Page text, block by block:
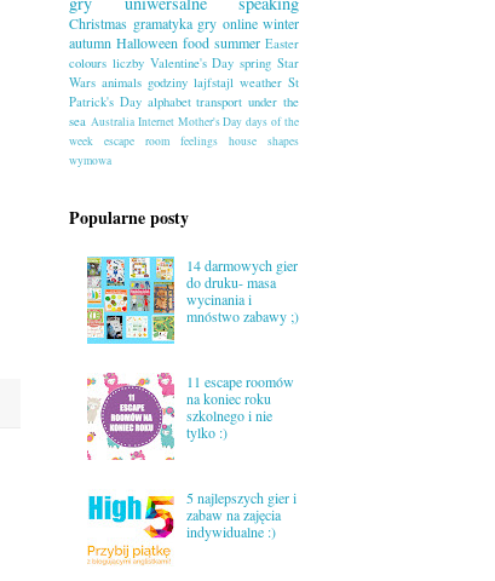
Christmas gramatyka gry online winter
autumn Halloween food summer Easter
colours liczby Valentine's Day spring Star
Wars animals godziny lajfstajl weather St
Patrick's Day alphabet transport under the
sea Australia Internet Mother's Day days of the
week
escape room feelings house
shapes
wymowa
Popularne posty
14 darmowych gier
do druku- masa
wycinania i
mnóstwo zabawy ;)
11 escape roomów
na koniec roku
szkolnego i nie
tylko :)
5 najlepszych gier i
zabaw na zajęcia
indywidualne :)